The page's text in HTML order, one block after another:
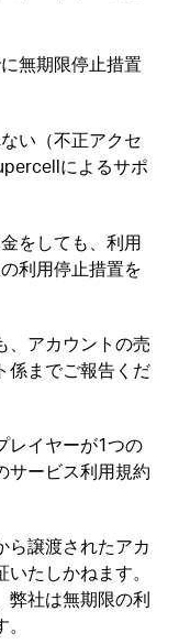
無期限停止措置
い（不正アクセ
によるサポ
をしても、利用
利用停止措置を
、アカウントの売
係までご報告くだ
レイヤーが1つの
サービス利用規約
ら譲渡されたアカ
たしかねます。
弊社は無期限の利